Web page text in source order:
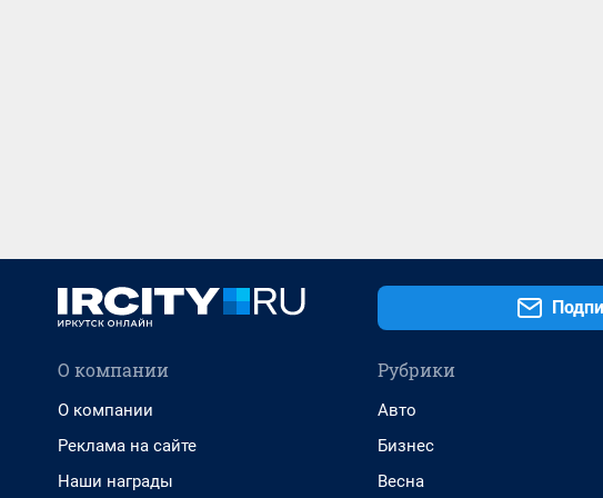
О компании
О компании
Реклама на сайте
Наши награды
Рубрики
Авто
Бизнес
Весна